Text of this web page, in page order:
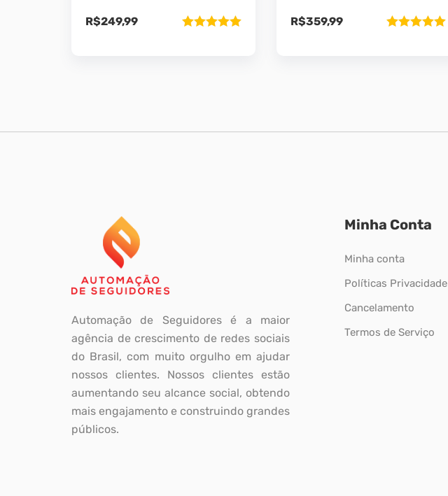
R$249,99 R$359,99
Automação de Seguidores é a maior
agência de crescimento de redes sociais
do Brasil, com muito orgulho em ajudar
nossos clientes. Nossos clientes estão
aumentando seu alcance social, obtendo
mais engajamento e construindo grandes
públicos.
Minha Conta
Minha conta
Políticas Privacidade
Cancelamento
Termos de Serviço